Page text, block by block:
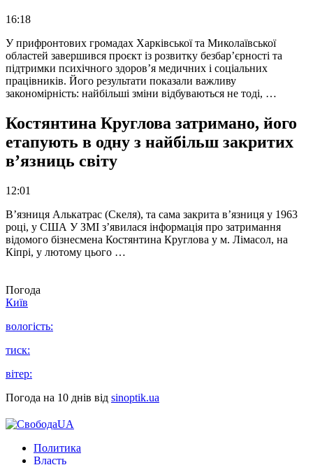
16:18
У прифронтових громадах Харківської та Миколаївської
областей завершився проєкт із розвитку безбар’єрності та
підтримки психічного здоров’я медичних і соціальних
працівників. Його результати показали важливу
закономірність: найбільші зміни відбуваються не тоді, …
Костянтина Круглова затримано, його
етапують в одну з найбільш закритих
в’язниць світу
12:01
В’язниця Алькатрас (Скеля), та сама закрита в’язниця у 1963
році, у США У ЗМІ з’явилася інформація про затримання
відомого бізнесмена Костянтина Круглова у м. Лімасол, на
Кіпрі, у лютому цього …
Погода
Київ
вологість:
тиск:
вітер:
Погода на 10 днів від sinoptik.ua
Политика
Власть